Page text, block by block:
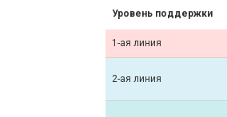
Уровень поддержки
1-ая линия
2-ая линия